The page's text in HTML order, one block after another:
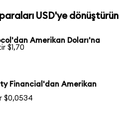
USD'ye dönüştürün
Amerikan Doları'na
$1,70
Financial'dan Amerikan
$0,0534